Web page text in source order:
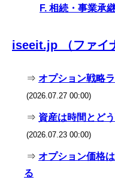
F. 相続・事業承
iseeit.jp （ファイ
⇒ オプション戦略
(2026.07.27 00:00)
⇒ 資産は時間とど
(2026.07.23 00:00)
⇒ オプション価格
る